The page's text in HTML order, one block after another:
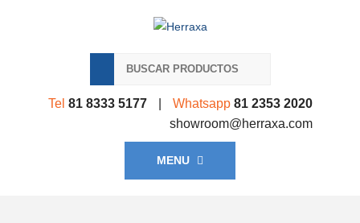
Tel 81 8333 5177 Whatsapp 81 2353 2020
showroom@herraxa.com
MENU